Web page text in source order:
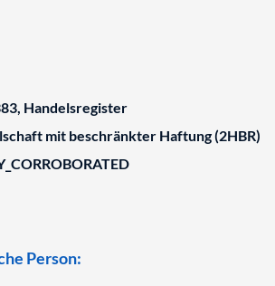
Handelsregister
mit beschränkter Haftung (2HBR)
Person: